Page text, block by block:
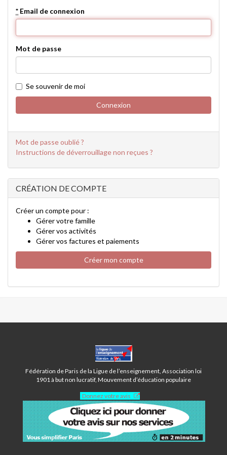
* Email de connexion
Mot de passe
Se souvenir de moi
Mot de passe oublié ?
Instructions de déverrouillage non reçues ?
CRÉATION DE COMPTE
Créer un compte pour :
Gérer votre famille
Gérer vos activités
Gérer vos factures et paiements
Créer mon compte
CENTRE
OUDINÉ
-
PARIS
Fédération de Paris de la Ligue de l’enseignement, Association loi
1901 à but non lucratif, Mouvement d’éducation populaire
Donnez votre avis